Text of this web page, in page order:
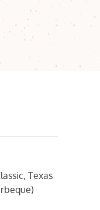
Texas